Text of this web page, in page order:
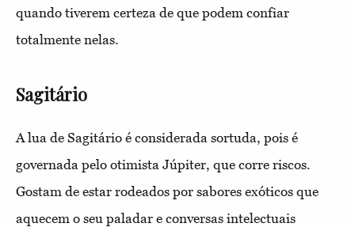
quando tiverem certeza de que podem confiar
totalmente nelas.
Sagitário
A lua de Sagitário é considerada sortuda, pois é
governada pelo otimista Júpiter, que corre riscos.
Gostam de estar rodeados por sabores exóticos que
aquecem o seu paladar e conversas intelectuais